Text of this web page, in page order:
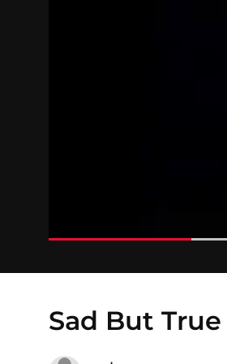
Sad But True